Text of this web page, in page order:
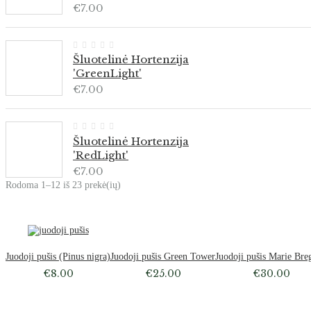
€7.00
Šluotelinė Hortenzija
'GreenLight'
€7.00
Šluotelinė Hortenzija
'RedLight'
€7.00
Rodoma 1–12 iš 23 prekė(ių)
Juodoji pušis (Pinus nigra)
€8.00
Juodoji pušis Green Tower
€25.00
Juodoji pušis Marie
€30.00